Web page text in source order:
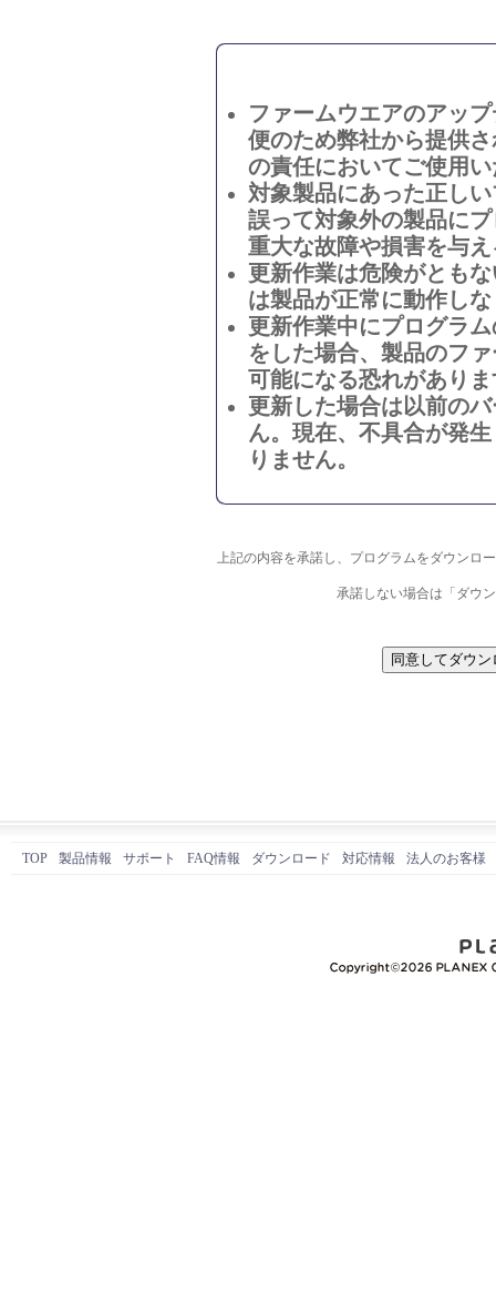
ファームウエアのアッ
便のため弊社から提供
の責任においてご使用
対象製品にあった正し
誤って対象外の製品に
重大な故障や損害を与
更新作業は危険がとも
は製品が正常に動作し
更新作業中にプログラ
をした場合、製品のフ
可能になる恐れがあり
更新した場合は以前の
ん。現在、不具合が発
りません。
上記の内容を承諾し、プログラムをダウンロ
承諾しない場合は「ダウ
TOP 製品情報 サポート FAQ情報 ダウンロード 対応情報 法人のお客様